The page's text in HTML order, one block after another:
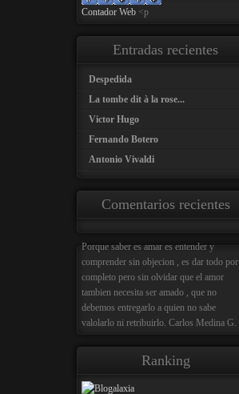
Contador Web <p
Entradas recientes
Despedida
La tombe dit à la rose...
Victor Hugo
Fernando Botero
Antonio Vivaldi
Comentarios recientes
Porque saber es amar es entender y
comprender sin objecion , es dar todo por
completo pero sin olvidar que el amor
tambien necesita ser amado , que no
debemos entregarlo a quien no sabe
valolarlo ni retribuirlo. Carlos Medina G.
Ranking